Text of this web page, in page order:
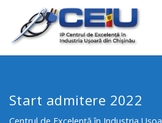
Start admitere 2022